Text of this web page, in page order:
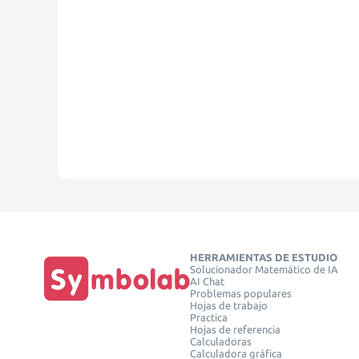
HERRAMIENTAS DE ESTUDIO
Solucionador Matemático de IA
AI Chat
Problemas populares
Hojas de trabajo
Practica
Hojas de referencia
Calculadoras
Calculadora gráfica